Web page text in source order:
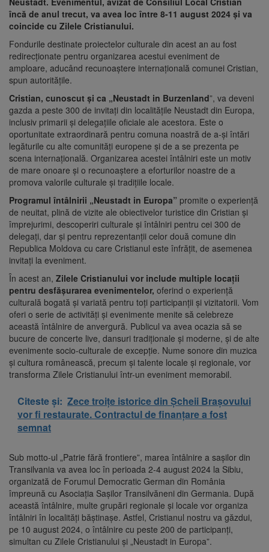
încă de anul trecut, va avea loc între 8-11 august 2024 și va
coincide cu Zilele Cristianului.
Fondurile destinate proiectelor culturale din acest an au fost
redirecționate pentru organizarea acestui eveniment de
amploare, aducând recunoaștere internațională comunei Cristian,
spun autoritățile.
Cristian, cunoscut și ca „Neustadt in Burzenland”, va deveni
gazda a peste 300 de invitați din localitățile Neustadt din Europa,
inclusiv primarii și delegațiile oficiale ale acestora. Este o
oportunitate extraordinară pentru comuna noastră de a-și întări
legăturile cu alte comunități europene și de a se prezenta pe
scena internațională. Organizarea acestei întâlniri este un motiv
de mare onoare și o recunoaștere a eforturilor noastre de a
promova valorile culturale și tradițiile locale.
Programul întâlnirii „Neustadt in Europa” promite o experiență
de neuitat, plină de vizite ale obiectivelor turistice din Cristian și
împrejurimi, descoperiri culturale și întâlniri pentru cei 300 de
delegați, dar și pentru reprezentanții celor două comune din
Republica Moldova cu care Cristianul este înfrățit, de asemenea
invitați la eveniment.
În acest an, Zilele Cristianului vor include multiple locații
pentru desfășurarea evenimentelor, oferind o experiență
culturală bogată și variată pentru toți participanții și vizitatorii. Vom
oferi o serie de activități și evenimente menite să celebreze
această întâlnire de anvergură. Publicul va avea ocazia să se
bucure de concerte live, dansuri tradiționale și moderne, și de alte
evenimente socio-culturale de excepție. Nume sonore din muzica
și cultura românească, precum și talente locale și regionale, vor
transforma Zilele Cristianului într-un eveniment memorabil.
Citeste și: Zece troițe istorice din Șcheii Brașovului
vor fi restaurate. Contractul de finanțare a fost
semnat
Sub motto-ul „Patrie fără frontiere”, marea întâlnire a sașilor din
Transilvania va avea loc în perioada 2-4 august 2024 la Sibiu,
organizată de Forumul Democratic German din România
împreună cu Asociația Sașilor Transilvăneni din Germania. După
această întâlnire, multe grupări regionale și locale vor organiza
întâlniri în localități băștinașe. Astfel, Cristianul nostru va găzdui,
pe 10 august 2024, o întâlnire cu peste 200 de participanți,
simultan cu Zilele Cristianului și „Neustadt in Europa”.